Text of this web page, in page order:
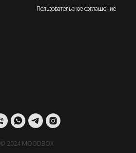
Пользовательское соглашение
© 2024 MOODBOX